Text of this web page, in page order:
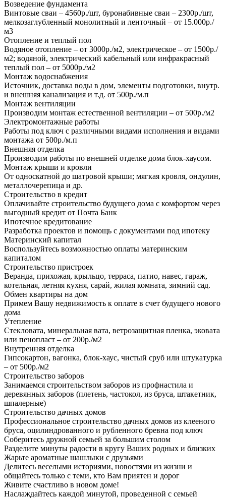
Возведение фундамента
Винтовые сваи – 4560р./шт, буронабивные сваи – 2300р./шт,
мелкозаглубленный монолитный и ленточный – от 15.000р./
м3
Отопление и теплый пол
Водяное отопление – от 3000р./м2, электрическое – от 1500р./
м2; водяной, электрический кабельный или инфракрасный
теплый пол – от 5000р./м2
Монтаж водоснабжения
Источник, доставка воды в дом, элементы подготовки, внутр.
и внешняя канализация и т.д. от 500р./м.п
Монтаж вентиляции
Производим монтаж естественной вентиляции – от 500р./м2
Электромонтажные работы
Работы под ключ с различными видами исполнения и видами
монтажа от 500р./м.п
Внешняя отделка
Производим работы по внешней отделке дома блок-хаусом.
Монтаж крыши и кровли
От односкатной до шатровой крыши; мягкая кровля, ондулин,
металлочерепица и др.
Строительство в кредит
Оплачивайте строительство будущего дома с комфортом через
выгодный кредит от Почта Банк
Ипотечное кредитование
Разработка проектов и помощь с документами под ипотеку
Материнский капитал
Воспользуйтесь возможностью оплаты материнским
капиталом
Строительство пристроек
Веранда, прихожая, крыльцо, терраса, патио, навес, гараж,
котельная, летняя кухня, сарай, жилая комната, зимний сад.
Обмен квартиры на дом
Примем Вашу недвижимость к оплате в счет будущего нового
дома
Утепление
Стекловата, минеральная вата, ветрозащитная пленка, эковата
или пенопласт – от 200р./м2
Внутренняя отделка
Гипсокартон, вагонка, блок-хаус, чистый сруб или штукатурка
– от 500р./м2
Строительство заборов
Занимаемся строительством заборов из профнастила и
деревянных заборов (плетень, частокол, из бруса, штакетник,
шпалерные)
Строительство дачных домов
Профессиональное строительство дачных домов из клееного
бруса, оцилиндрованного и рубленного бревна под ключ
Соберитесь дружной семьей за большим столом
Разделите минуты радости в кругу Ваших родных и близких
Жарьте ароматные шашлыки с друзьями
Делитесь веселыми историями, новостями из жизни и
общайтесь только с теми, кто Вам приятен и дорог
Живите счастливо в новом доме!
Наслаждайтесь каждой минутой, проведенной с семьей